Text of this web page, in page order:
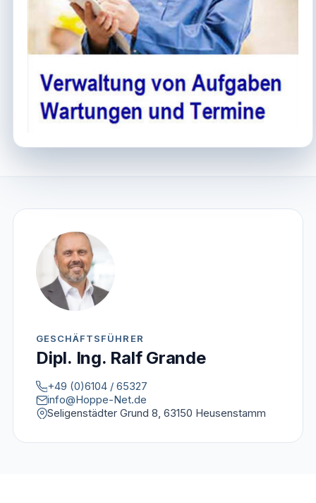
GESCHÄFTSFÜHRER
Dipl. Ing. Ralf Grande
+49 (0)6104 / 65327
info@Hoppe-Net.de
Seligenstädter Grund 8, 63150 Heusenstamm